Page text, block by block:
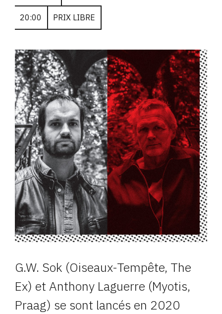
20:00 PRIX LIBRE
G.W. Sok (Oiseaux-Tempête, The
Ex) et Anthony Laguerre (Myotis,
Praag) se sont lancés en 2020